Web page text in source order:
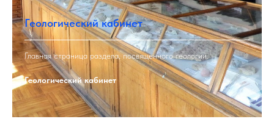
Геологический кабинет
Главная страница раздела, посвященного геологии.
Геологический кабинет